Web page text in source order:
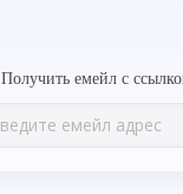
Получить емейл с